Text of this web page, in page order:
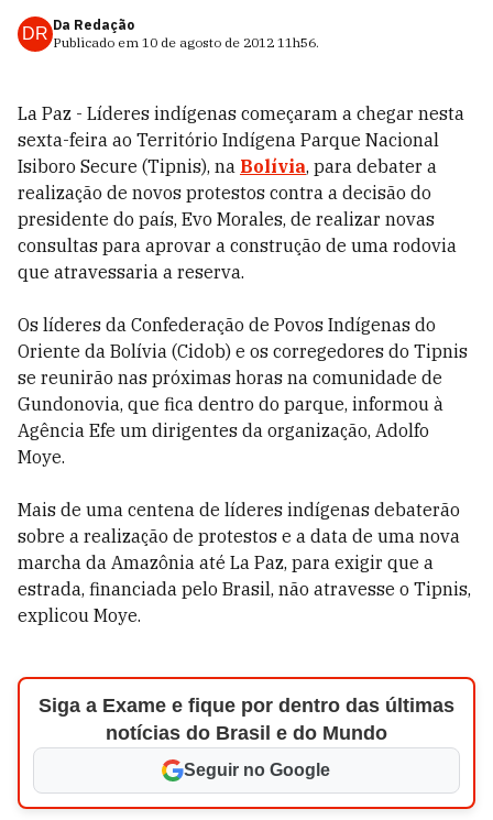
DR Da Redação
Publicado em 10 de agosto de 2012 11h56.
La Paz - Líderes indígenas começaram a chegar nesta
sexta-feira ao Território Indígena Parque Nacional
Isiboro Secure (Tipnis), na Bolívia, para debater a
realização de novos protestos contra a decisão do
presidente do país, Evo Morales, de realizar novas
consultas para aprovar a construção de uma rodovia
que atravessaria a reserva.
Os líderes da Confederação de Povos Indígenas do
Oriente da Bolívia (Cidob) e os corregedores do Tipnis
se reunirão nas próximas horas na comunidade de
Gundonovia, que fica dentro do parque, informou à
Agência Efe um dirigentes da organização, Adolfo
Moye.
Mais de uma centena de líderes indígenas debaterão
sobre a realização de protestos e a data de uma nova
marcha da Amazônia até La Paz, para exigir que a
estrada, financiada pelo Brasil, não atravesse o Tipnis,
explicou Moye.
Siga a Exame e fique por dentro das últimas
notícias do Brasil e do Mundo
Seguir no Google